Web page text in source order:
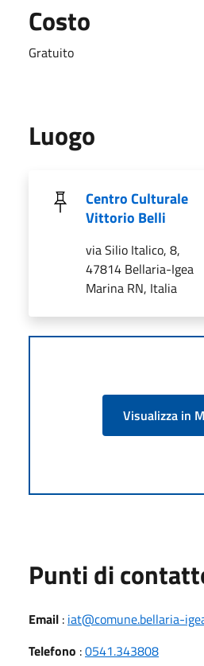
Costo
Gratuito
Luogo
Centro Culturale
Vittorio Belli
via Silio Italico, 8,
47814 Bellaria-Igea
Marina RN, Italia
Visualizza in
Punti di
Email : iat@comune.bellaria-
Telefono :0541.343808